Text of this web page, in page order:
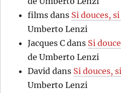
films dans Si douces,
Umberto Lenzi
Jacques C dans Si
de Umberto Lenzi
David dans Si douces,
Umberto Lenzi